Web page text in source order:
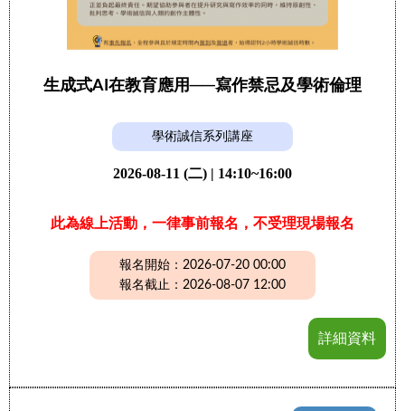
生成式AI在教育應用──寫作禁忌及學術倫理
學術誠信系列講座
2026-08-11 (二) | 14:10~16:00
此為線上活動，一律事前報名，不受理現場報名
報名開始：2026-07-20 00:00
報名截止：2026-08-07 12:00
詳細資料